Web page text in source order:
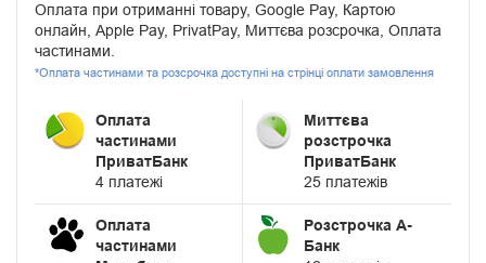
Оплата при отриманні товару, Google Pay, Картою
онлайн, Apple Pay, PrivatPay, Миттєва розсрочка, Оплата
частинами.
*Оплата частинами та розсрочка доступні на стрінці оплати замовлення
Оплата
частинами
ПриватБанк
4 платежі
Миттєва
розстрочка
ПриватБанк
25 платежів
Оплата
частинами
Розстрочка А-
Банк